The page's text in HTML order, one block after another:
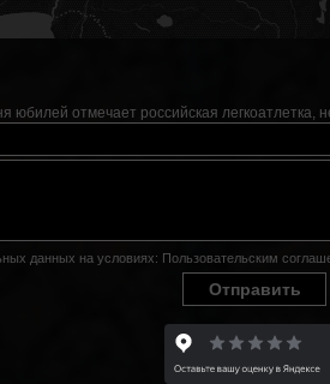
юбилей отмечает российская
данных на условиях: Пользовательским
Отправить